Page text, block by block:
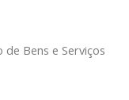
Bens e Serviços